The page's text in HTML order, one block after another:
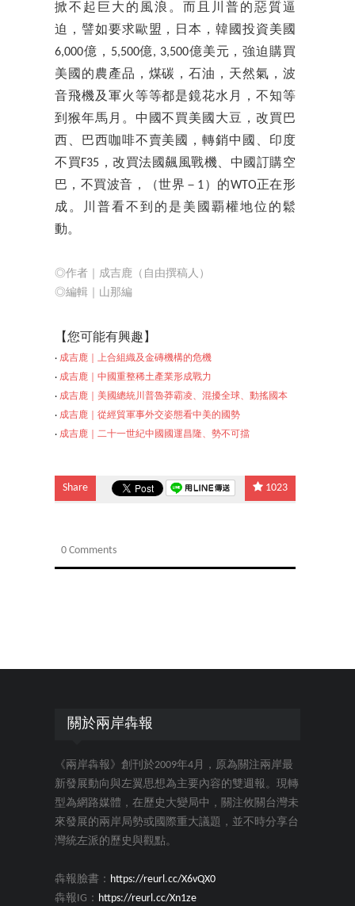
掀不起巨大的風浪。而且川普的惡質逼
迫，譬如要求歐盟，日本，韓國投資美國
6,000億，5,500億, 3,500億美元，強迫購買
美國的農產品，煤碳，石油，天然氣，波
音飛機及軍火等等都是鏡花水月，不知等
到猴年馬月。中國不買美國大豆，改買巴
西、巴西咖啡不賣美國，轉銷中國、印度
不買F35，改買法國飆風戰機、中國訂購空
巴，不買波音，（世界－1）的WTO正在形
成。川普看不到的是美國覇權地位的鬆
動。
◎作者｜成吉鹿（自由撰稿人）
◎編輯｜山那編
【您可能有興趣】
‧ 成吉鹿｜上合組織及金磚機構的危機
‧ 成吉鹿｜中國重整稀土產業形成戰力
‧ 成吉鹿｜美國總統川普魯莽霸凌、混擾全球、動搖國本
‧ 成吉鹿｜從經貿軍事外交姿態看中美的國勢
‧ 成吉鹿｜二十一世紀中國國運昌隆、勢不可擋
Share 1023
0 Comments
關於兩岸犇報
《兩岸犇報》創刊於2009年4月，原為關注兩岸最
新發展動向與左翼思想為主要內容的雙週報。現轉
型為網路媒體，在歷史大變局中，關注攸關台灣未
來發展的兩岸局勢或國際重大議題，並不時分享台
灣統左派的歷史與觀點。
犇報臉書： https://reurl.cc/X6vQX0
犇報IG： https://reurl.cc/Xn1ze